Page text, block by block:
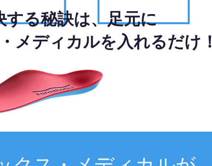
する秘訣は、足元に
メディカルを入れるだけ！